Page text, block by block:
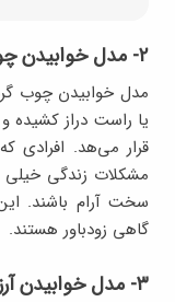
۲- مدل خوابیدن چوب گرد
مدل خوابیدن چوب
یا راست دراز کشیده
قرار می‌هد. افرادی
مشکلات زندگی
سخت آرام باشند.
گاهی زودباور هستند.
۳- مدل خوابیدن آرزومند